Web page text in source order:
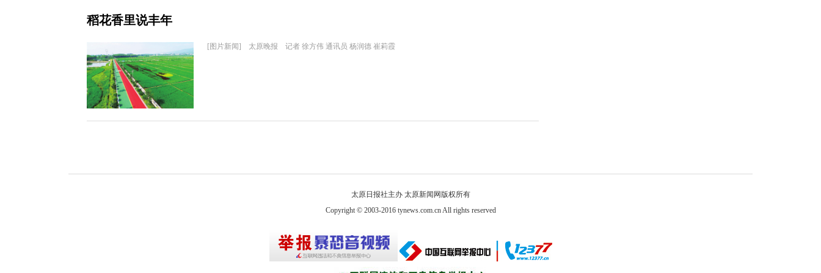
稻花香里说丰年
[图片新闻] 太原晚报 记者 徐方伟 通讯员 杨润德 崔莉霞
太原日报社主办 太原新闻网版权所有
Copyright © 2003-2016 tynews.com.cn All rights reserved